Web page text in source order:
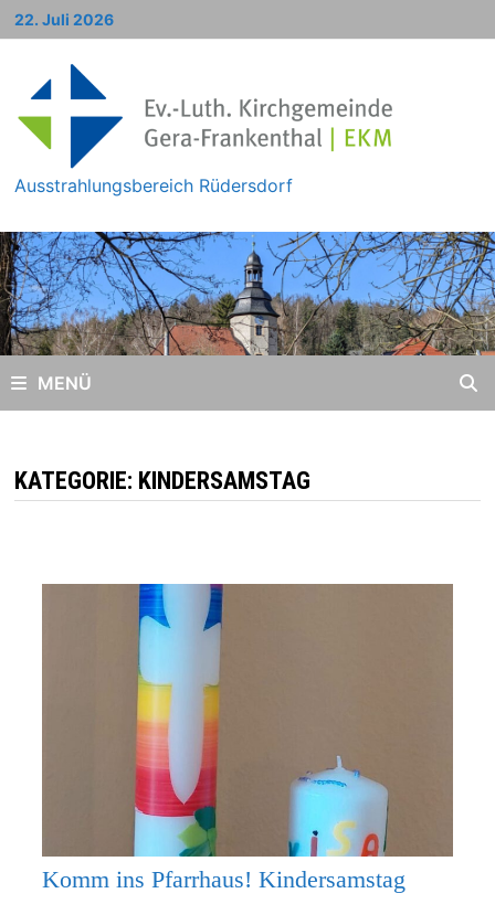
Zum
Inhalt
22. Juli 2026
Ausstrahlungsbereich Rüdersdorf
MENÜ
KATEGORIE: KINDERSAMSTAG
Komm ins Pfarrhaus! Kindersamstag